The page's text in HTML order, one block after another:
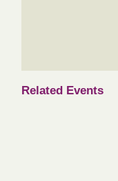
Related Events